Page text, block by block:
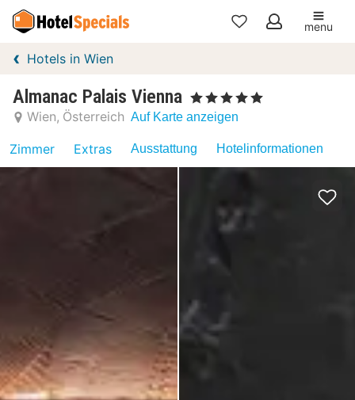
Meine
menu
Hotels in Wien
Almanac Palais Vienna , 5 Sterne
Wien Österreich Auf Karte anzeigen
Zimmer Extras Ausstattung Hotelinformationen